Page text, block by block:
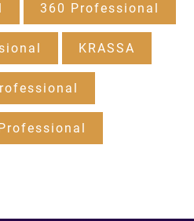
360 Professional
KRASSA